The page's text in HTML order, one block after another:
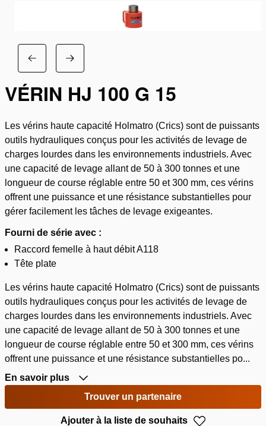
VÉRIN HJ 100 G 15
Les vérins haute capacité Holmatro (Crics) sont de puissants
outils hydrauliques conçus pour les activités de levage de
charges lourdes dans les environnements industriels. Avec
une capacité de levage allant de 50 à 300 tonnes et une
longueur de course réglable entre 50 et 300 mm, ces vérins
offrent une puissance et une résistance substantielles pour
gérer facilement les tâches de levage exigeantes.
Fourni de série avec :
Raccord femelle à haut débit A118
Tête plate
Les vérins haute capacité Holmatro (Crics) sont de puissants
outils hydrauliques conçus pour les activités de levage de
charges lourdes dans les environnements industriels. Avec
une capacité de levage allant de 50 à 300 tonnes et une
longueur de course réglable entre 50 et 300 mm, ces vérins
offrent une puissance et une résistance substantielles po...
En savoir plus
Trouver un partenaire
Ajouter à la liste de souhaits